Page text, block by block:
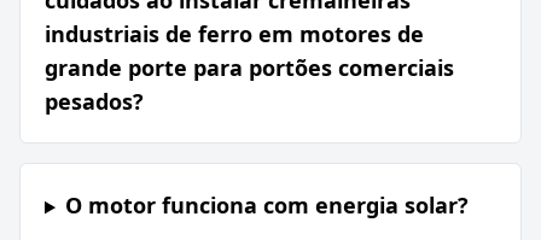
industriais de ferro em motores de
grande porte para portões comerciais
pesados?
O motor funciona com energia solar?